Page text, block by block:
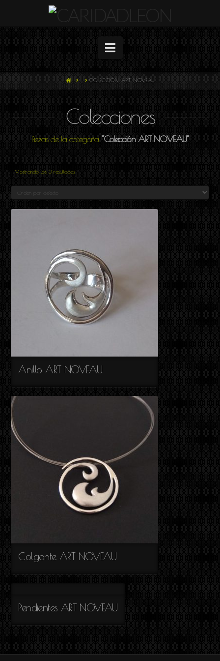
Navigation
HOME COLECCIÓN ART NOVEAU
Colecciones
Piezas de la categoría “Colección ART NOVEAU”
Mostrando los 3 resultados
Anillo ART NOVEAU
Colgante ART NOVEAU
Pendientes ART NOVEAU